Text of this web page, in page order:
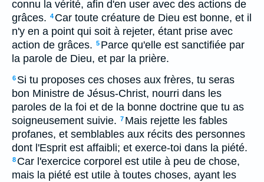
connu la vérité, afin d'en user avec des actions de
grâces. 4 Car toute créature de Dieu est bonne, et il
n'y en a point qui soit à rejeter, étant prise avec
action de grâces. 5 Parce qu'elle est sanctifiée par
la parole de Dieu, et par la prière.
6 Si tu proposes ces choses aux frères, tu seras
bon Ministre de Jésus-Christ, nourri dans les
paroles de la foi et de la bonne doctrine que tu as
soigneusement suivie. 7 Mais rejette les fables
profanes, et semblables aux récits des personnes
dont l'Esprit est affaibli; et exerce-toi dans la piété.
8 Car l'exercice corporel est utile à peu de chose,
mais la piété est utile à toutes choses, ayant les